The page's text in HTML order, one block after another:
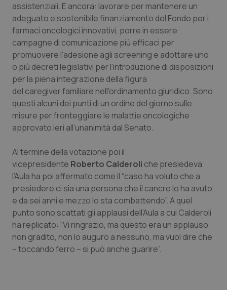
Emilia-Romagna
Friuli Venezia Giulia
Lazio
Liguria
Lombardia
Marche
Molise
Piemonte
Provincia Autonoma di Bolzano
Provincia Autonoma di Trento
Colesterolo & coronaropatie
Dermatite Atopica
Diabete & glucometri
Disturbi dell’umore
Dolore
Donna & Salute
Epatiti
HIV
Infezioni & Febbre
Ipertensione & Scompenso
assistenziali. E ancora: lavorare per mantenere un
adeguato e sostenibile finanziamento del Fondo per i
farmaci oncologici innovativi, porre in essere
campagne di comunicazione più efficaci per
promuovere l'adesione agli screening e adottare uno
o più decreti legislativi per l'introduzione di disposizioni
per la piena integrazione della figura
del caregiver familiare nell'ordinamento giuridico. Sono
questi alcuni dei punti di un ordine del giorno sulle
misure per fronteggiare le malattie oncologiche
approvato ieri all’unanimità dal Senato.
Al termine della votazione poi il
vicepresidente Roberto Calderoli che presiedeva
l’Aula ha poi affermato come il “caso ha voluto che a
presiedere ci sia una persona che il cancro lo ha avuto
e da sei anni e mezzo lo sta combattendo”. A quel
punto sono scattati gli applausi dell’Aula a cui Calderoli
ha replicato: “Vi ringrazio, ma questo era un applauso
non gradito, non lo auguro a nessuno, ma vuol dire che
– toccando ferro – si può anche guarire”.